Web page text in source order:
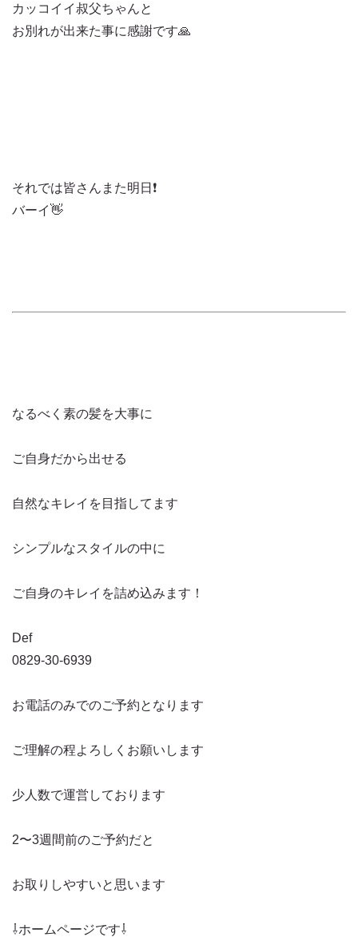
カッコイイ叔父ちゃんと
お別れが出来た事に感謝です🙏
それでは皆さんまた明日❗️
バーイ👋
なるべく素の髪を大事に
ご自身だから出せる
自然なキレイを目指してます
シンプルなスタイルの中に
ご自身のキレイを詰め込みます！
Def
0829-30-6939
お電話のみでのご予約となります
ご理解の程よろしくお願いします
少人数で運営しております
2〜3週間前のご予約だと
お取りしやすいと思います
⇩ホームページです⇩